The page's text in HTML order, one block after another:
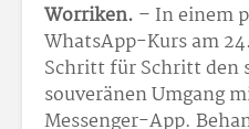
Worriken. – In einem
WhatsApp-Kurs am
Schritt für Schritt den
souveränen Umgang
Messenger-App.